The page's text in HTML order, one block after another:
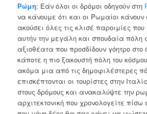
Ρώμη: Εάν όλοι οι δρόμοι οδηγούν στη
να κάνουμε ότι και οι Ρωμαίοι κάνουν
ακούσει όλες τις κλισέ παροιμίες
αυτήν την μεγάλη και σπουδαία
αξιοθέατα που προσδίδουν γόητρο
κάποτε η πιο ξακουστή πόλη του
ακόμα μια από τις δημοφιλέστερες
επισκέπτονται οι τουρίστες στην
στους δρόμους και ανακαλύψτε την
αρχιτεκτονική που χρονολογείτε πίσω